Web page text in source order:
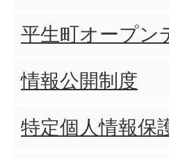
平生町オープン
情報公開制度
特定個人情報保